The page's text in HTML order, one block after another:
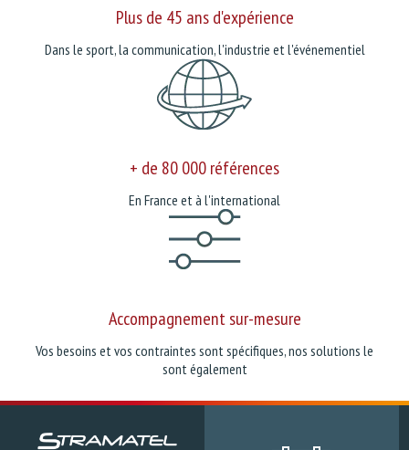
Plus de 45 ans d'expérience
Dans le sport, la communication, l'industrie et l'événementiel
+ de 80 000 références
En France et à l'international
Accompagnement sur-mesure
Vos besoins et vos contraintes sont spécifiques, nos solutions le
sont également